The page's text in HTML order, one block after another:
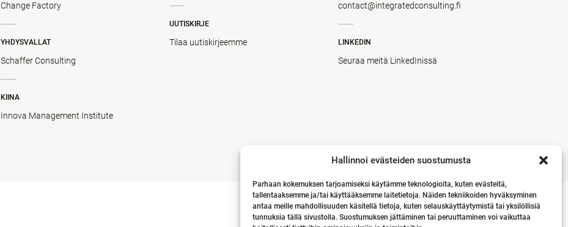
Hallinnoi evästeiden suostumusta
Parhaan kokemuksen tarjoamiseksi käytämme teknologioita, kuten evästeitä,
tallentaaksemme ja/tai käyttääksemme laitetietoja. Näiden tekniikoiden hyväksyminen
antaa meille mahdollisuuden käsitellä tietoja, kuten selauskäyttäytymistä tai yksilöllisiä
tunnuksia tällä sivustolla. Suostumuksen jättäminen tai peruuttaminen voi vaikuttaa
Change Factory
YHDYSVALLAT
Schaffer Consulting
KIINA
Innova Management Institute
UUTISKIRJE
Tilaa uutiskirjeemme
contact@integratedconsulting.fi
LINKEDIN
Seuraa meitä LinkedInissä